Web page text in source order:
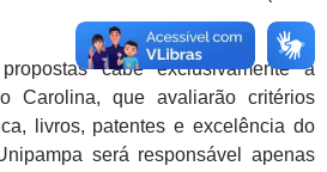
cabe exclusivamente à
Carolina, que avaliarão critérios
livros, patentes e excelência do
será responsável apenas